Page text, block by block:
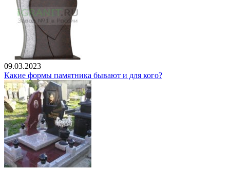
09.03.2023
Какие формы памятника бывают и для кого?